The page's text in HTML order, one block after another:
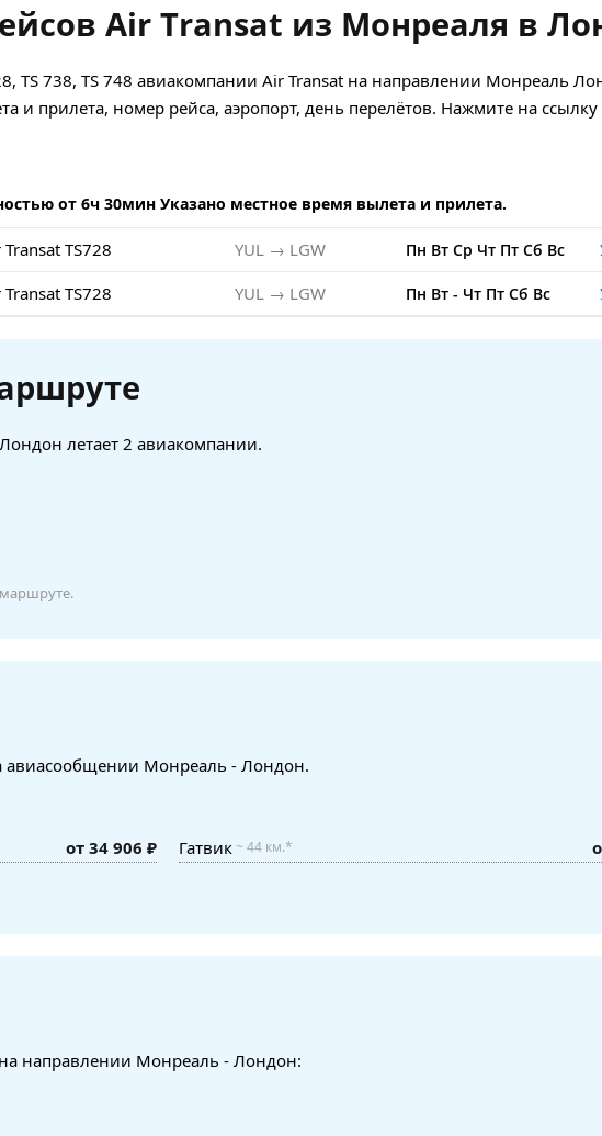
Air Transat из Монреаля в
TS 738, TS 748 авиакомпании Air Transat на направлении Монреаль
и прилета, номер рейса, аэропорт, день перелётов. Нажмите на ссылку
от 6ч 30мин Указано местное время вылета и прилета.
TransatTS728 YUL → LGW Пн Вт Ср Чт Пт Сб Вс
TransatTS728 YUL → LGW Пн Вт - Чт Пт Сб Вс
летает 2 авиакомпании.
авиасообщении Монреаль - Лондон.
от 34 906 ₽ Гатвик~ 44 км.*
направлении Монреаль - Лондон: